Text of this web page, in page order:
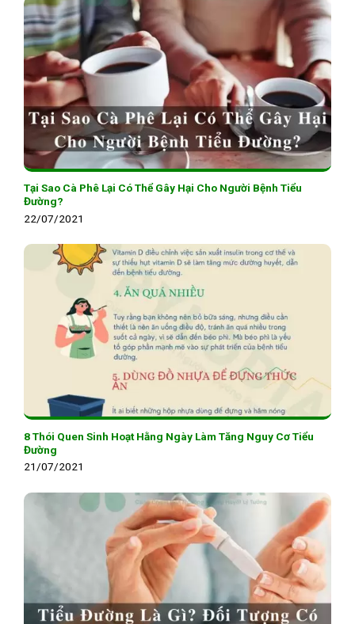
Tại Sao Cà Phê Lại Có Thể Gây Hại Cho Người Bệnh Tiểu
Đường?
22/07/2021
8 Thói Quen Sinh Hoạt Hằng Ngày Làm Tăng Nguy Cơ Tiểu
Đường
21/07/2021